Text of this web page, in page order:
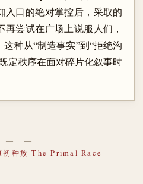
入口的绝对掌控后，采取的
尝试在广场上说服人们，
种从“制造事实”到“拒绝沟
定秩序在面对碎片化叙事时
― ―
初种族 The Primal Race